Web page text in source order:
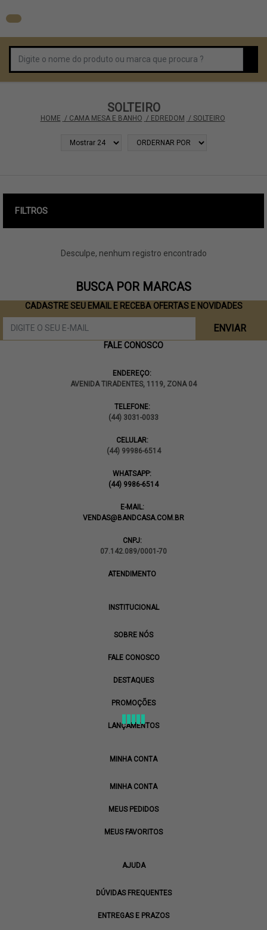
SOLTEIRO
HOME / CAMA MESA E BANHO / EDREDOM / SOLTEIRO
FILTROS
Desculpe, nenhum registro encontrado
BUSCA POR MARCAS
CADASTRE SEU EMAIL E RECEBA OFERTAS E NOVIDADES
ENVIAR
FALE CONOSCO
ENDEREÇO:
AVENIDA TIRADENTES, 1119, ZONA 04
TELEFONE:
(44) 3031-0033
CELULAR:
(44) 99986-6514
WHATSAPP:
(44) 9986-6514
E-MAIL:
VENDAS@BANDCASA.COM.BR
CNPJ:
07.142.089/0001-70
ATENDIMENTO
INSTITUCIONAL
SOBRE NÓS
FALE CONOSCO
DESTAQUES
PROMOÇÕES
LANÇAMENTOS
MINHA CONTA
MINHA CONTA
MEUS PEDIDOS
MEUS FAVORITOS
AJUDA
DÚVIDAS FREQUENTES
ENTREGAS E PRAZOS